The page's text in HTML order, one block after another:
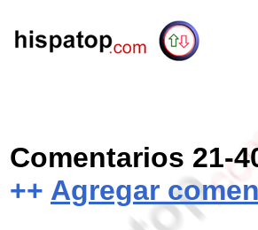
Comentarios 21-
++ Agregar